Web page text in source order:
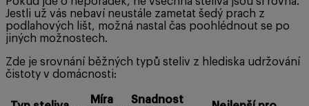
Jestli už vás nebaví neustále zametat šedý prach z
podlahových lišt, možná nastal čas poohlédnout se po
jiných možnostech.
Zde je srovnání běžných typů steliv z hlediska udržování
čistoty v domácnosti:
Míra
Snadnost